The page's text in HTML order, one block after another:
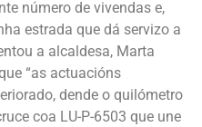
número de vivendas e,
estrada que dá servizo a
a alcaldesa, Marta
“as actuacións
dende o quilómetro
coa LU-P-6503 que une